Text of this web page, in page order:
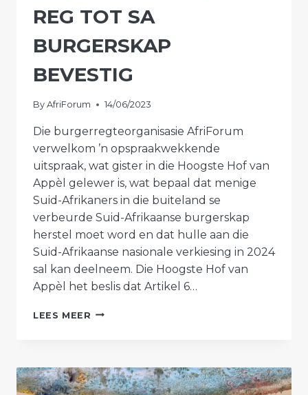
REG TOT SA
BURGERSKAP
BEVESTIG
By AfriForum 14/06/2023
Die burgerregteorganisasie AfriForum
verwelkom ’n opspraakwekkende
uitspraak, wat gister in die Hoogste Hof van
Appèl gelewer is, wat bepaal dat menige
Suid-Afrikaners in die buiteland se
verbeurde Suid-Afrikaanse burgerskap
herstel moet word en dat hulle aan die
Suid-Afrikaanse nasionale verkiesing in 2024
sal kan deelneem. Die Hoogste Hof van
Appèl het beslis dat Artikel 6…
LEES MEER AFRIFORUM
REG
TOT